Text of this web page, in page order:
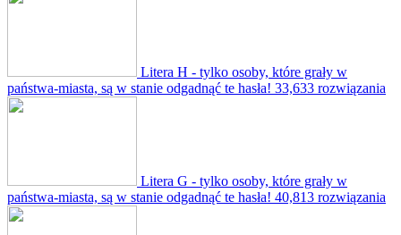
Litera H - tylko osoby, które grały w
państwa-miasta, są w stanie odgadnąć te hasła! 33,633 rozwiązania
Litera G - tylko osoby, które grały w
państwa-miasta, są w stanie odgadnąć te hasła! 40,813 rozwiązania